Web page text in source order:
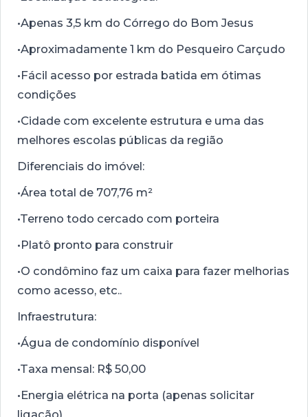
•Apenas 3,5 km do Córrego do Bom Jesus
•Aproximadamente 1 km do Pesqueiro Carçudo
•Fácil acesso por estrada batida em ótimas
condições
•Cidade com excelente estrutura e uma das
melhores escolas públicas da região
Diferenciais do imóvel:
•Área total de 707,76 m²
•Terreno todo cercado com porteira
•Platô pronto para construir
•O condômino faz um caixa para fazer melhorias
como acesso, etc..
Infraestrutura:
•Água de condomínio disponível
•Taxa mensal: R$ 50,00
•Energia elétrica na porta (apenas solicitar
ligação)